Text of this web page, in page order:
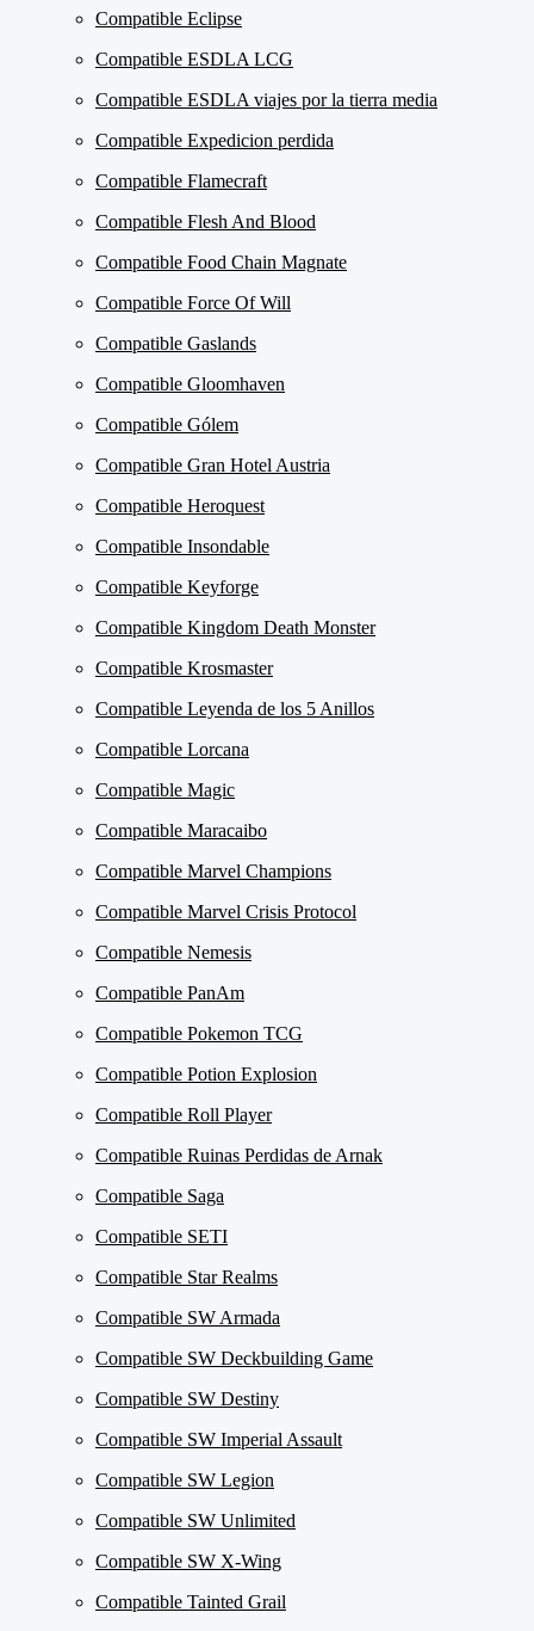
Compatible Eclipse
Compatible ESDLA LCG
Compatible ESDLA viajes por la tierra media
Compatible Expedicion perdida
Compatible Flamecraft
Compatible Flesh And Blood
Compatible Food Chain Magnate
Compatible Force Of Will
Compatible Gaslands
Compatible Gloomhaven
Compatible Gólem
Compatible Gran Hotel Austria
Compatible Heroquest
Compatible Insondable
Compatible Keyforge
Compatible Kingdom Death Monster
Compatible Krosmaster
Compatible Leyenda de los 5 Anillos
Compatible Lorcana
Compatible Magic
Compatible Maracaibo
Compatible Marvel Champions
Compatible Marvel Crisis Protocol
Compatible Nemesis
Compatible PanAm
Compatible Pokemon TCG
Compatible Potion Explosion
Compatible Roll Player
Compatible Ruinas Perdidas de Arnak
Compatible Saga
Compatible SETI
Compatible Star Realms
Compatible SW Armada
Compatible SW Deckbuilding Game
Compatible SW Destiny
Compatible SW Imperial Assault
Compatible SW Legion
Compatible SW Unlimited
Compatible SW X-Wing
Compatible Tainted Grail